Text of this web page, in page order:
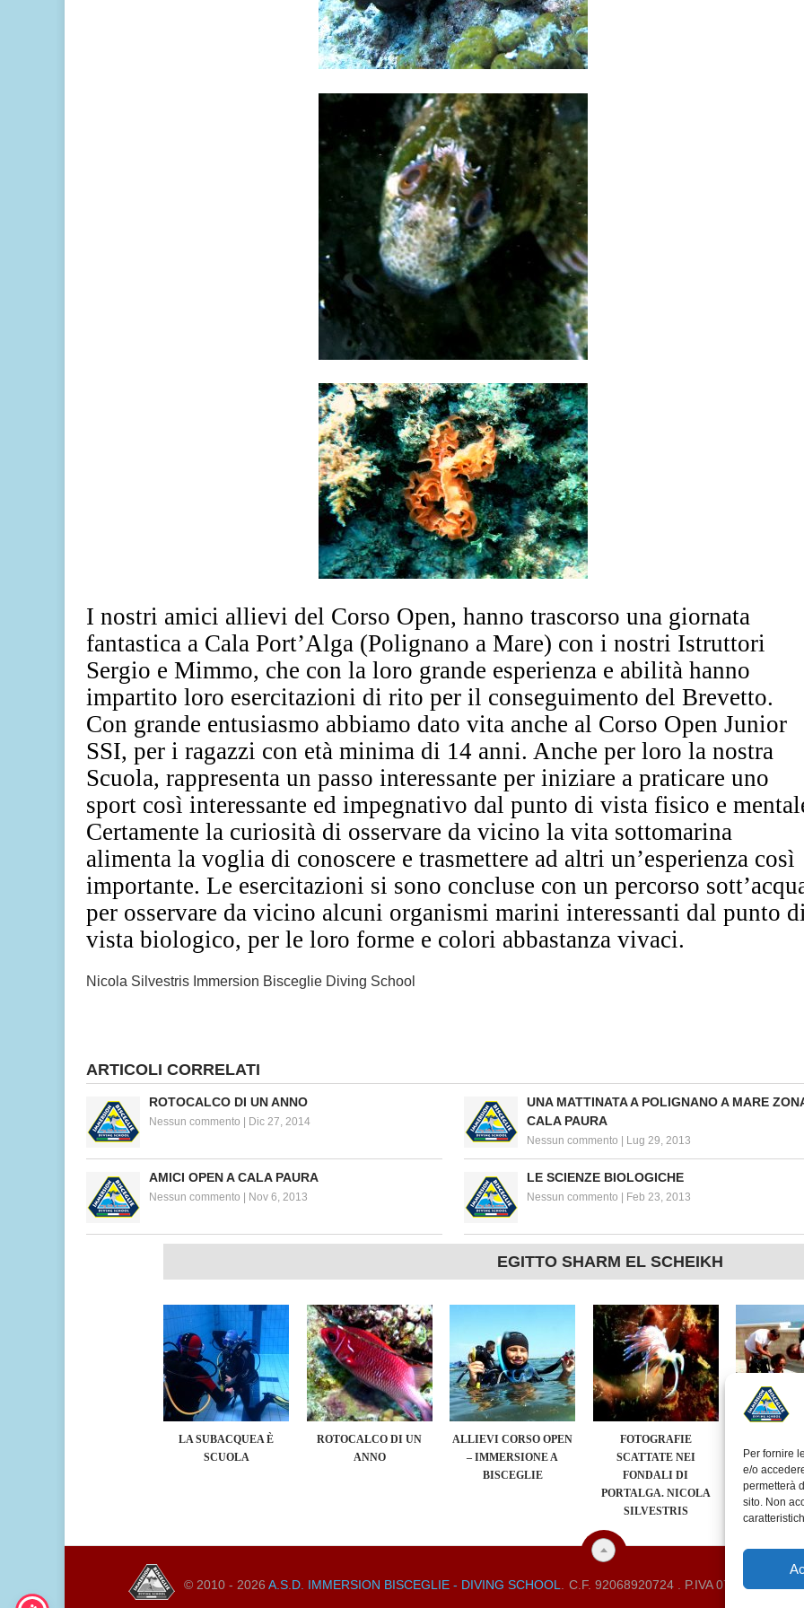
Per fornire
e/o
permetterà
sito. Non
I nostri amici allievi del Corso Open, hanno trascorso una giornata
fantastica a Cala Port’Alga (Polignano a Mare) con i nostri Istruttori
Sergio e Mimmo, che con la loro grande esperienza e abilità hanno
impartito loro esercitazioni di rito per il conseguimento del Brevetto.
Con grande entusiasmo abbiamo dato vita anche al Corso Open Junior
SSI, per i ragazzi con età minima di 14 anni. Anche per loro la nostra
Scuola, rappresenta un passo interessante per iniziare a praticare uno
sport così interessante ed impegnativo dal punto di vista fisico e
Certamente la curiosità di osservare da vicino la vita sottomarina
alimenta la voglia di conoscere e trasmettere ad altri un’esperienza così
importante. Le esercitazioni si sono concluse con un percorso
per osservare da vicino alcuni organismi marini interessanti dal punto di
vista biologico, per le loro forme e colori abbastanza vivaci.
Nicola Silvestris Immersion Bisceglie Diving School
ARTICOLI CORRELATI
ROTOCALCO DI UN ANNO
Nessun commento Dic 27, 2014
UNA MATTINATA A POLIGNANO A MARE
CALA PAURA
Nessun commento Lug 29, 2013
AMICI OPEN A CALA PAURA
Nessun commento Nov 6, 2013
LE SCIENZE BIOLOGICHE
Nessun commento Feb 23, 2013
EGITTO SHARM EL SCHEIKH
LA SUBACQUEA È
SCUOLA
ROTOCALCO DI UN
ANNO
ALLIEVI CORSO OPEN
– IMMERSIONE A
BISCEGLIE
FOTOGRAFIE
SCATTATE NEI
FONDALI DI
PORTALGA. NICOLA
SILVESTRIS
EVENTO
SEA” A
© 2010 - 2026 A.S.D. IMMERSION BISCEGLIE - DIVING SCHOOL C.F. 92068920724 . P.IVA 07470700720 |